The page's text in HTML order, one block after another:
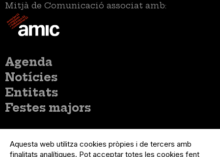
Mitjà de Comunicació associat amb:
Menú
principal
Agenda
Notícies
Entitats
Festes majors
del
compte
Menú
Registre organització
Aquesta web utilitza cookies pròpies i de tercers amb
finalitats analítiques. Pot acceptar totes les cookies fent